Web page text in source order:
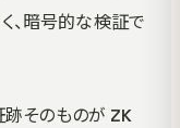
、暗号的な検証で
跡そのものが ZK